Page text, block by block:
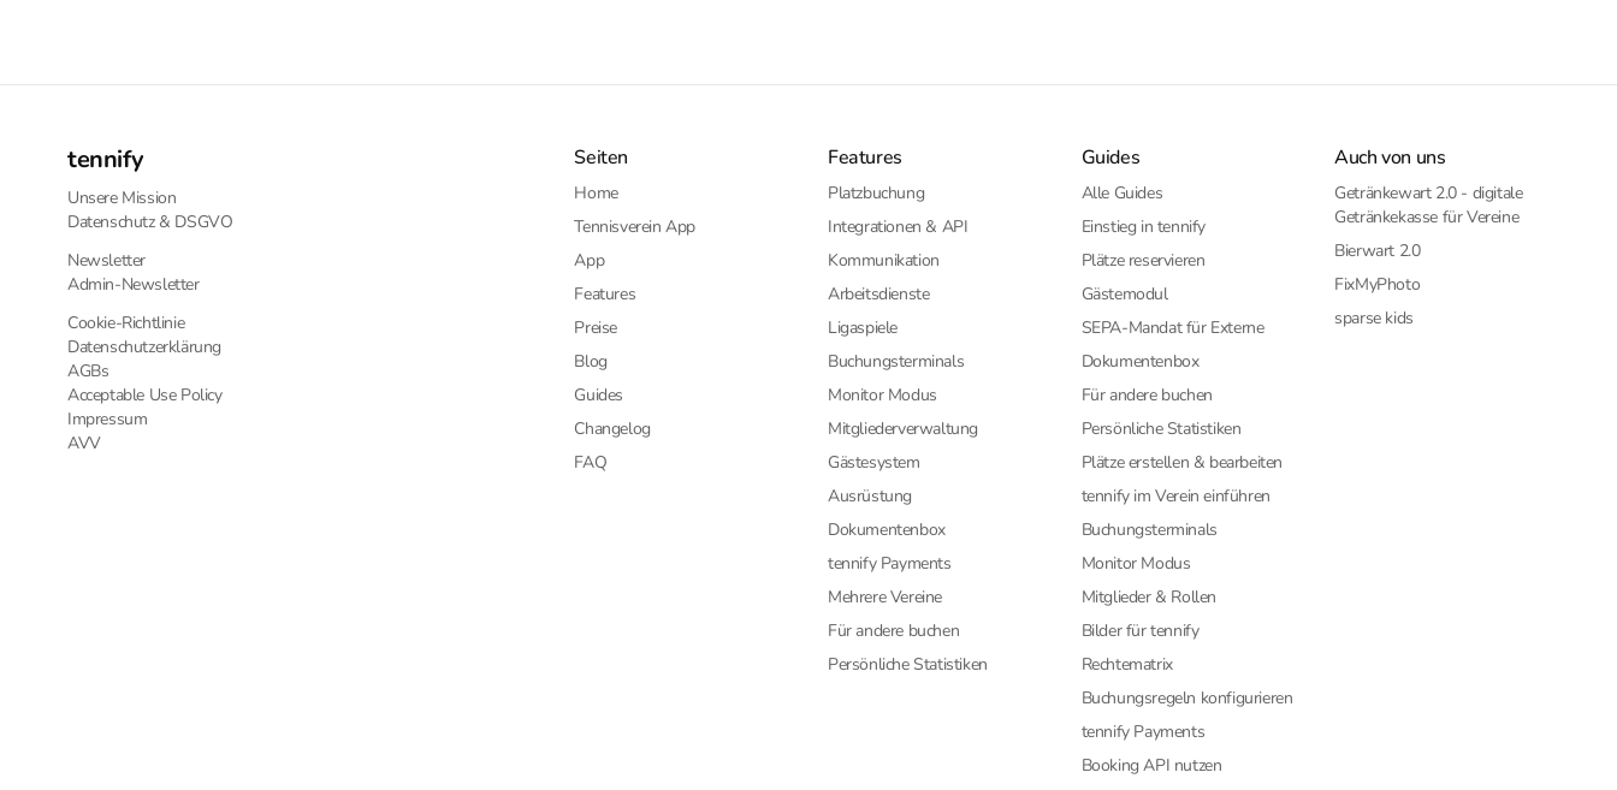
tennify
Unsere Mission
Datenschutz & DSGVO
Newsletter
Admin-Newsletter
Cookie-Richtlinie
Datenschutzerklärung
AGBs
Acceptable Use Policy
Impressum
AVV
Seiten
Home
Tennisverein App
App
Features
Preise
Blog
Guides
Changelog
FAQ
Features
Platzbuchung
Integrationen & API
Kommunikation
Arbeitsdienste
Ligaspiele
Buchungsterminals
Monitor Modus
Mitgliederverwaltung
Gästesystem
Ausrüstung
Dokumentenbox
tennify Payments
Mehrere Vereine
Für andere buchen
Persönliche Statistiken
Guides
Alle Guides
Einstieg in tennify
Plätze reservieren
Gästemodul
SEPA-Mandat für Externe
Dokumentenbox
Für andere buchen
Persönliche Statistiken
Plätze erstellen & bearbeiten
tennify im Verein einführen
Buchungsterminals
Monitor Modus
Mitglieder & Rollen
Bilder für tennify
Rechtematrix
Buchungsregeln konfigurieren
tennify Payments
Booking API nutzen
Auch von uns
Getränkewart 2.0 - digitale
Getränkekasse für Vereine
Bierwart 2.0
FixMyPhoto
sparse kids